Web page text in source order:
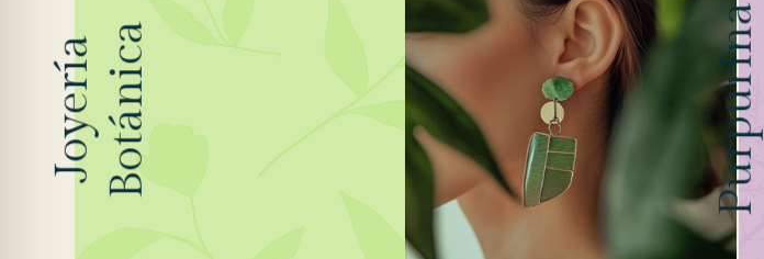
JoyeríaBotánica Purpurina